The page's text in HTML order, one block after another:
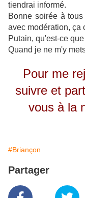
tiendrai informé.
Bonne soirée à
avec modération, ça
Putain, qu'est-ce
Quand je ne m'y
Pour me
suivre et
vous à la
#Briançon
Partager